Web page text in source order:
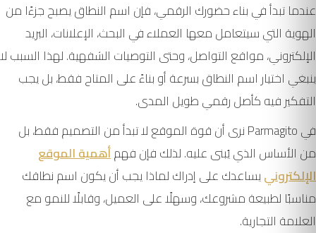
عندما تبدأ في بناء حضورك الرقمي، فإن اسم النطاق يصبح جزءًا من
الهوية التي سيتعامل معها العملاء في البحث، الإعلانات، البريد
الإلكتروني، مواقع التواصل، وحتى التوصيات الشفهية. لهذا السبب لا
ينبغي اختيار اسم النطاق بسرعة أو بناءً على المتاح فقط، بل يجب
التفكير فيه كأصل رقمي طويل المدى.
في Parmagito نرى أن قوة الموقع لا تبدأ من التصميم فقط، بل
من الأساس الذي يُبنى عليه. لذلك فإن فهمأهمية الموقع
الإلكترونييساعدك على إدراك لماذا يجب أن يكون اسم نطاقك
مناسبًا لطبيعة مشروعك، وسهلًا على العميل، وقابلًا للنمو مع
العلامة التجارية.